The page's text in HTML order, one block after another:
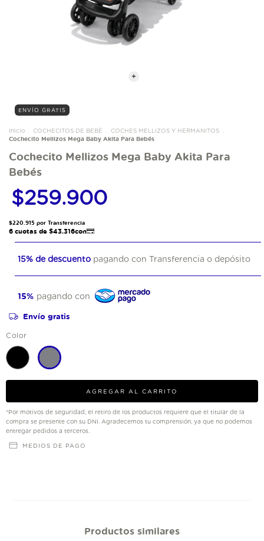
ENVÍO GRATIS
Inicio COCHECITOS DE BEBÉ COCHES MELLIZOS Y HERMANITOS
Cochecito Mellizos Mega Baby Akita Para Bebés
Cochecito Mellizos Mega Baby Akita Para
Bebés
$259.900
15% de descuento pagando con Transferencia o depósito
15% pagando con
Envío gratis
Color
*Por motivos de seguridad, el retiro de los productos requiere que el titular de la
compra se presente con su DNI. Agradecemos tu comprensión, ya que no podemos
entregar pedidos a terceros.
MEDIOS DE PAGO
Productos similares